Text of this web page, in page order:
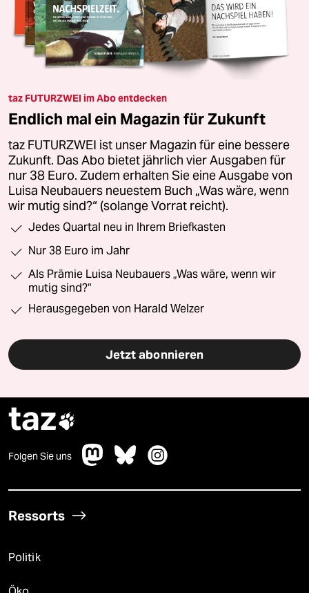
taz FUTURZWEI im Abo entdecken
Endlich mal ein Magazin für Zukunft
taz FUTURZWEI ist unser Magazin für eine bessere
Zukunft. Das Abo bietet jährlich vier Ausgaben für
nur 38 Euro. Zudem erhalten Sie eine Ausgabe von
Luisa Neubauers neuestem Buch „Was wäre, wenn
wir mutig sind?“ (solange Vorrat reicht).
Jedes Quartal neu in Ihrem Briefkasten
Nur 38 Euro im Jahr
Als Prämie Luisa Neubauers „Was wäre, wenn wir
mutig sind?“
Herausgegeben von Harald Welzer
Jetzt abonnieren
taz
Folgen Sie uns
Ressorts
Politik